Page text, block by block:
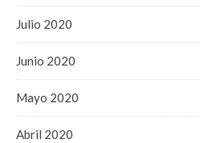
Julio 2020
Junio 2020
Mayo 2020
Abril 2020